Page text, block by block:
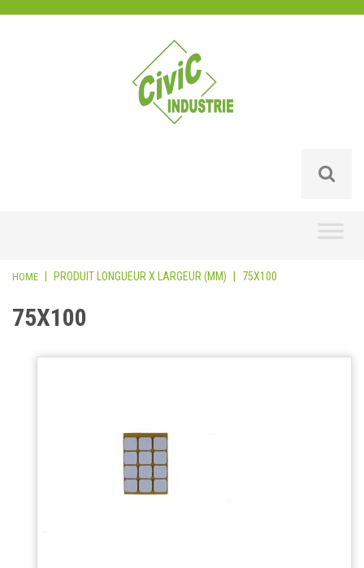
HOME PRODUIT LONGUEUR X LARGEUR (MM) 75X100
75X100